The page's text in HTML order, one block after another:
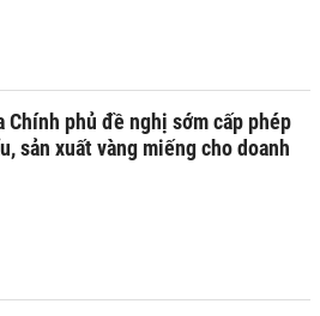
Chính phủ đề nghị sớm cấp phép
sản xuất vàng miếng cho doanh